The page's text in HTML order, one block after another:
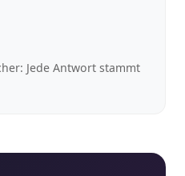
Jede Antwort stammt